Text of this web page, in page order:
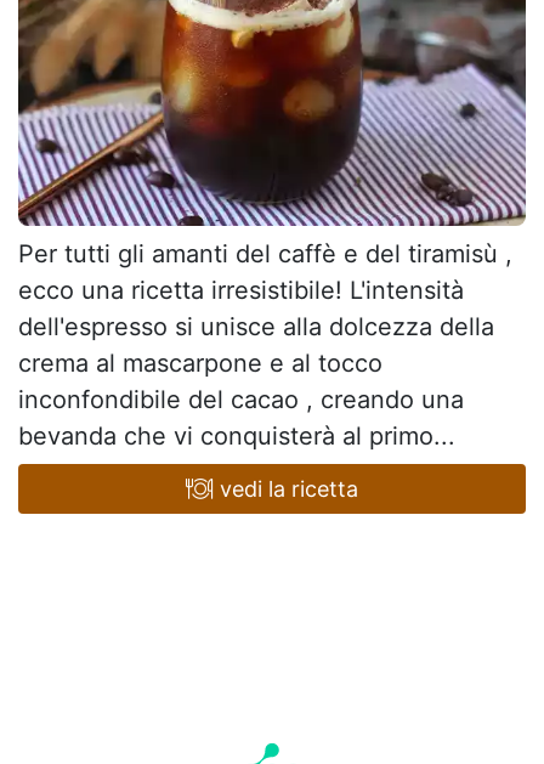
Per tutti gli amanti del caffè e del tiramisù ,
ecco una ricetta irresistibile! L'intensità
dell'espresso si unisce alla dolcezza della
crema al mascarpone e al tocco
inconfondibile del cacao , creando una
bevanda che vi conquisterà al primo...
vedi la ricetta